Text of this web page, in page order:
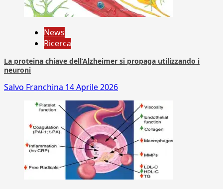
News
Ricerca
La proteina chiave dell’Alzheimer si propaga utilizzando i
neuroni
Salvo Franchina 14 Aprile 2026